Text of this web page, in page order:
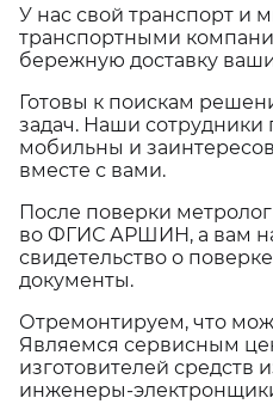
У нас свой транспорт и
транспортными
бережную доставку
Готовы к поискам
задач. Наши
мобильны и
вместе с вами.
После поверки
во ФГИС АРШИН, а вам
свидетельство о
документы.
Отремонтируем, что
Являемся сервисным
изготовителей средств
инженеры-